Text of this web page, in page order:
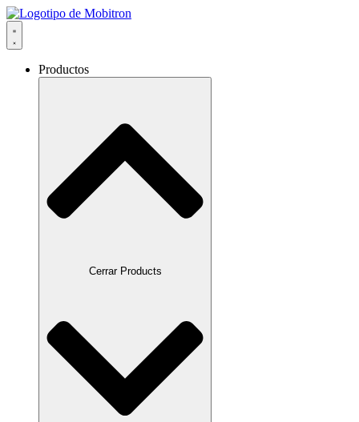
Ir
al
contenido
Productos
Cerrar Products